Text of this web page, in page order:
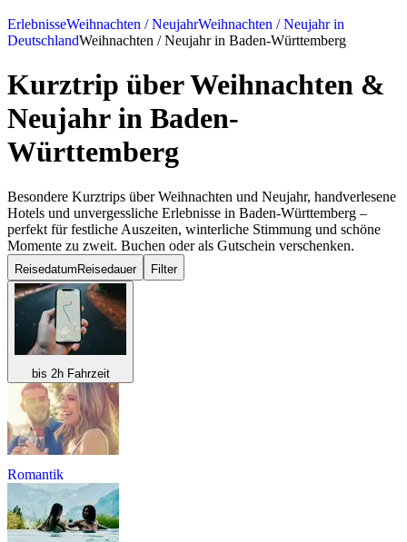
ErlebnisseWeihnachten / NeujahrWeihnachten / Neujahr in
DeutschlandWeihnachten / Neujahr in Baden-Württemberg
Kurztrip über Weihnachten &
Neujahr in Baden-
Württemberg
Besondere Kurztrips über Weihnachten und Neujahr, handverlesene
Hotels und unvergessliche Erlebnisse in Baden-Württemberg –
perfekt für festliche Auszeiten, winterliche Stimmung und schöne
Momente zu zweit. Buchen oder als Gutschein verschenken.
Reisedatum Reisedauer Filter
bis 2h Fahrzeit
Romantik